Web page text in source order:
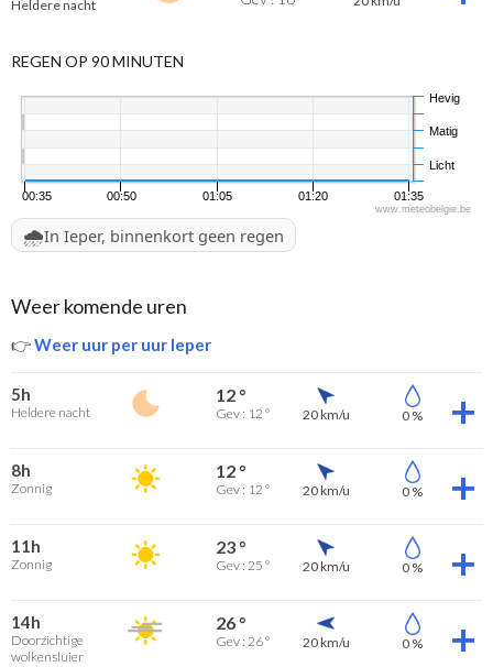
Heldere nacht
REGEN OP 90 MINUTEN
00:35 00:50 01:05 01:20 01:35
Licht
Matig
Hevig
www.meteobelgie.be
🌧️In Ieper, binnenkort geen regen
Weer komende uren
👉Weer uur per uur Ieper
5h
Heldere nacht
12 °
Gev : 12 ° 20 km/u 0 %
8h
Zonnig
12 °
Gev : 12 ° 20 km/u 0 %
11h
Zonnig
23 °
Gev : 25 ° 20 km/u 0 %
14h
Doorzichtige
wolkensluier
26 °
Gev : 26 ° 20 km/u 0 %